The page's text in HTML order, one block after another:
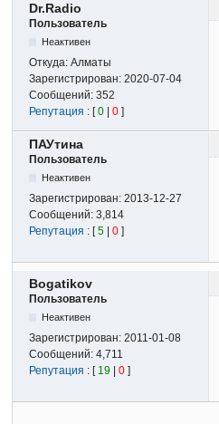
Dr.Radio
Пользователь
Неактивен
Откуда:Алматы
Зарегистрирован:2020-07-04
Сообщений:352
Репутация : [0 |0 ]
ПАУтина
Пользователь
Неактивен
Зарегистрирован:2013-12-27
Сообщений:3,814
Репутация : [5 |0 ]
Bogatikov
Пользователь
Неактивен
Зарегистрирован:2011-01-08
Сообщений:4,711
Репутация : [ 19 |0 ]